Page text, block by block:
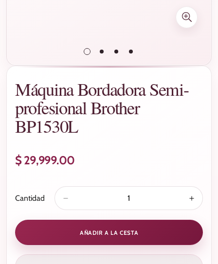
Máquina Bordadora Semi-
profesional Brother
BP1530L
Precio
$ 29,999.00
Cantidad
AÑADIR A LA CESTA